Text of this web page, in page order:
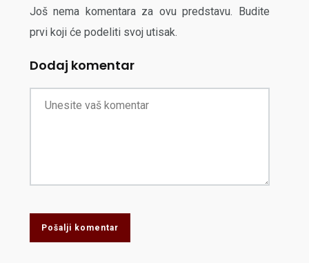
Još nema komentara za ovu predstavu. Budite
prvi koji će podeliti svoj utisak.
Dodaj komentar
Pošalji komentar